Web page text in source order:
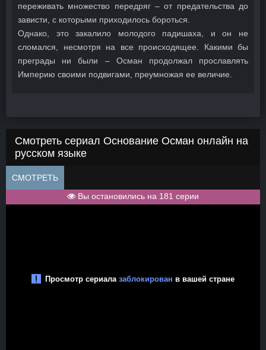
переживать множество передряг – от предательства до
зависти, с которыми приходилось бороться.
Однако, это закалило молодого падишаха, и он не
сломался, несмотря на все происходящее. Какими бы
преграды ни были – Осман продолжал прославлять
Империю своими подвигами, преумножая ее величие.
Смотреть сериал Основание Осман онлайн на
русском языке
СМОТРЕТЬ
Вы остановились на 181 серии